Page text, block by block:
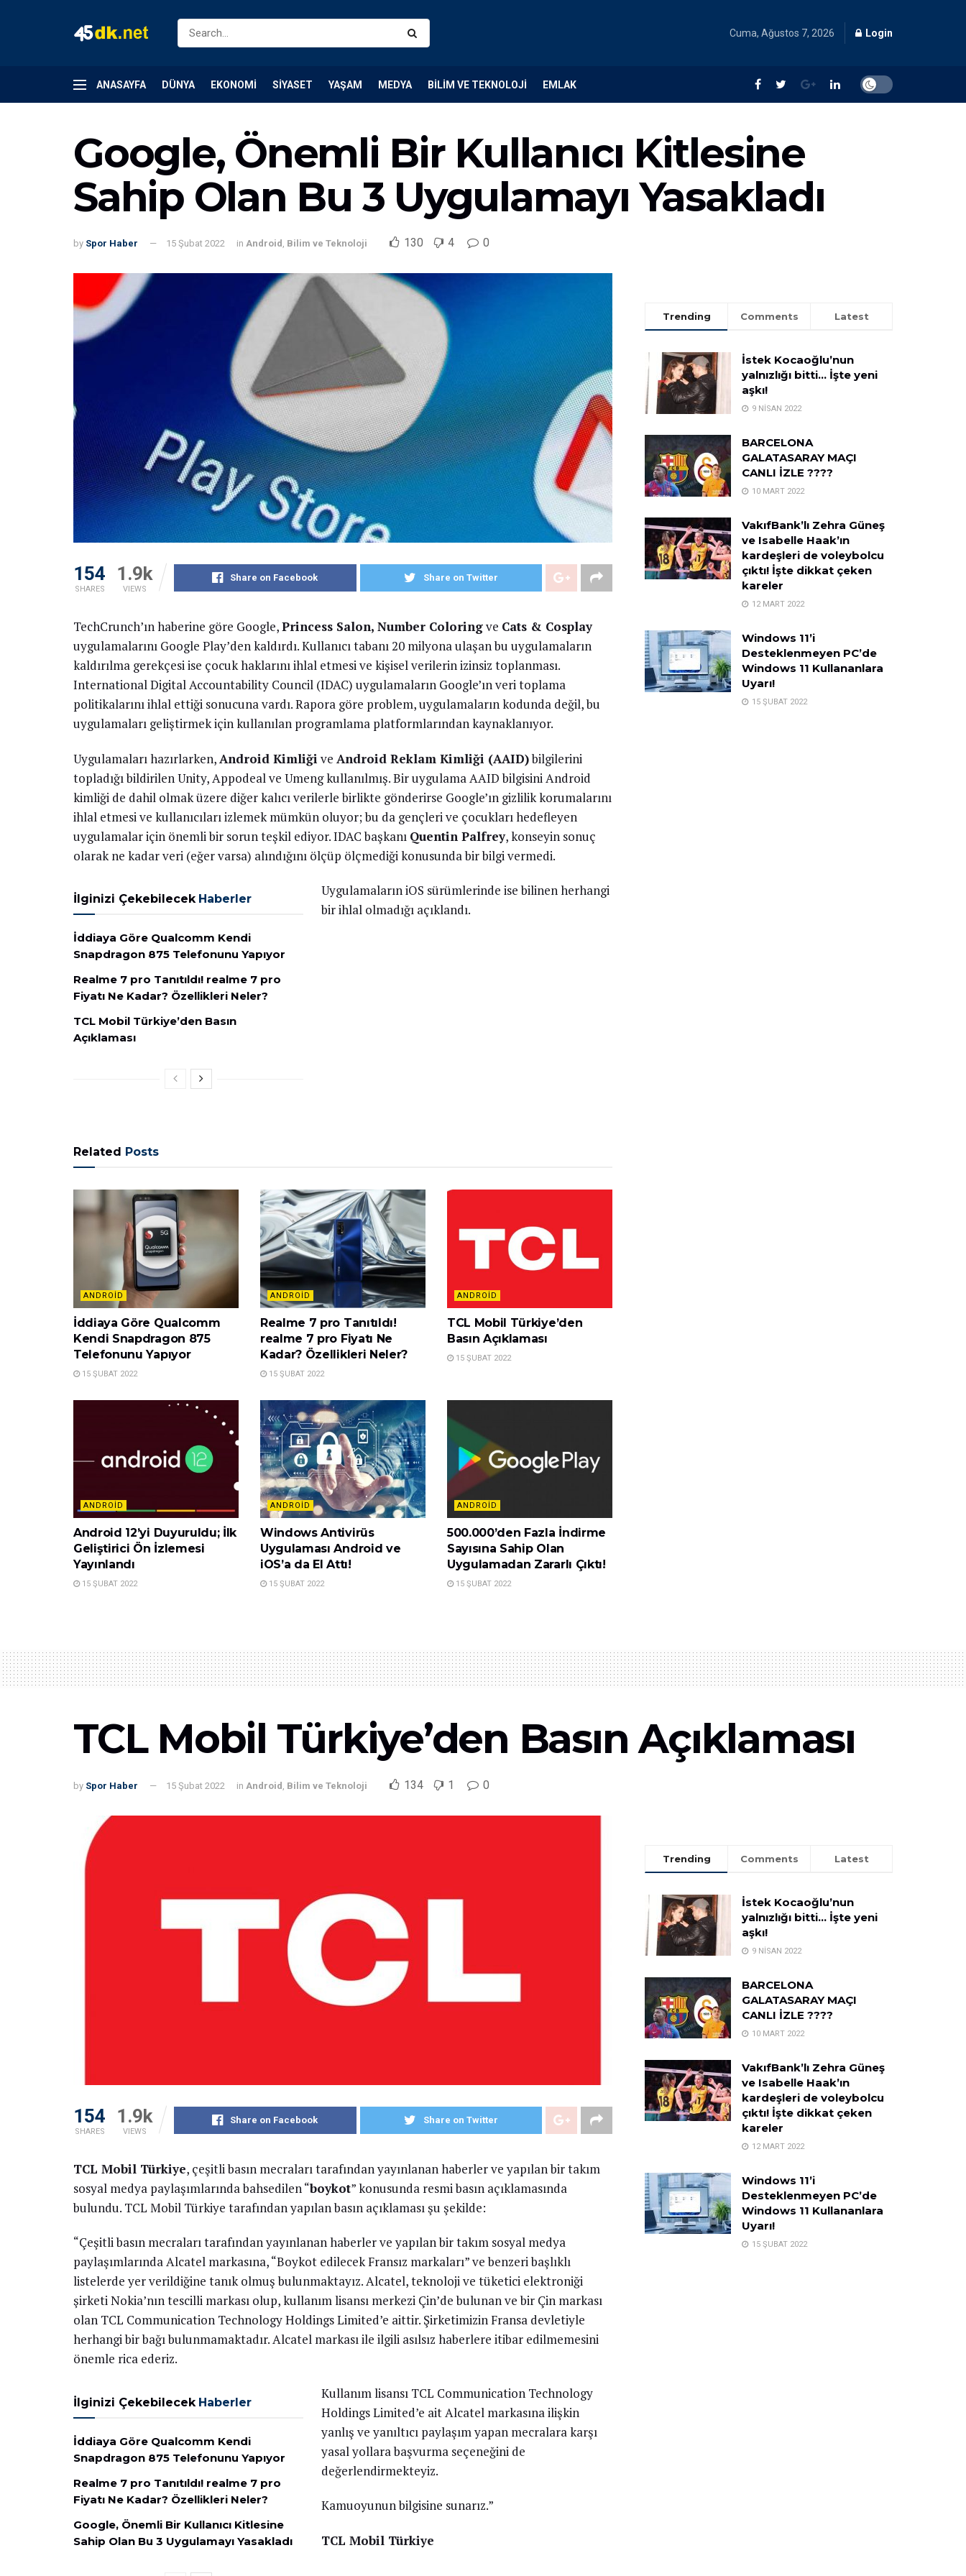
Cuma, Ağustos 7, 2026 Login
ANASAYFA DÜNYA EKONOMI SIYASET YAŞAM MEDYA BILIM VE TEKNOLOJI EMLAK
Google, Önemli Bir Kullanıcı Kitlesine
Sahip Olan Bu 3 Uygulamayı Yasakladı
by Spor Haber 15 Şubat 2022 in Android , Bilim ve Teknoloji 130 4 0
154
SHARES
1.9k
VIEWS
Share on Facebook Share on Twitter
TechCrunch’ın haberine göre Google,Princess Salon, Number Coloringve Cats & Cosplay
uygulamalarını Google Play’den kaldırdı. Kullanıcı tabanı 20 milyona ulaşan bu uygulamaların
kaldırılma gerekçesi ise çocuk haklarını ihlal etmesi ve kişisel verilerin izinsiz toplanması.
International Digital Accountability Council (IDAC) uygulamaların Google’ın veri toplama
politikalarını ihlal ettiği sonucuna vardı. Rapora göre problem, uygulamaların kodunda değil, bu
uygulamaları geliştirmek için kullanılan programlama platformlarından kaynaklanıyor.
Uygulamaları hazırlarken,Android Kimliği ve Android Reklam Kimliği (AAID)bilgilerini
topladığı bildirilen Unity, Appodeal ve Umeng kullanılmış. Bir uygulama AAID bilgisini Android
kimliği de dahil olmak üzere diğer kalıcı verilerle birlikte gönderirse Google’ın gizlilik korumalarını
ihlal etmesi ve kullanıcıları izlemek mümkün oluyor; bu da gençleri ve çocukları hedefleyen
uygulamalar için önemli bir sorun teşkil ediyor. IDAC başkanı Quentin Palfrey, konseyin sonuç
olarak ne kadar veri (eğer varsa) alındığını ölçüp ölçmediği konusunda bir bilgi vermedi.
İlginizi Çekebilecek Haberler
İddiaya Göre Qualcomm Kendi
Snapdragon 875 Telefonunu Yapıyor
Realme 7 pro Tanıtıldı! realme 7 pro
Fiyatı Ne Kadar? Özellikleri Neler?
TCL Mobil Türkiye’den Basın
Açıklaması
Uygulamaların iOS sürümlerinde ise bilinen herhangi
bir ihlal olmadığı açıklandı.
Related Posts
ANDROID
İddiaya Göre Qualcomm
Kendi Snapdragon 875
Telefonunu Yapıyor
15 ŞUBAT 2022
ANDROID
Realme 7 pro Tanıtıldı!
realme 7 pro Fiyatı Ne
Kadar? Özellikleri Neler?
15 ŞUBAT 2022
ANDROID
TCL Mobil Türkiye’den
Basın Açıklaması
15 ŞUBAT 2022
ANDROID
Android 12’yi Duyuruldu; İlk
Geliştirici Ön İzlemesi
Yayınlandı
15 ŞUBAT 2022
ANDROID
Windows Antivirüs
Uygulaması Android ve
iOS’a da El Attı!
15 ŞUBAT 2022
ANDROID
500.000’den Fazla İndirme
Sayısına Sahip Olan
Uygulamadan Zararlı Çıktı!
15 ŞUBAT 2022
Trending Comments Latest
İstek Kocaoğlu’nun
yalnızlığı bitti… İşte yeni
aşkı!
9 NISAN 2022
BARCELONA
GALATASARAY MAÇI
CANLI İZLE ????
10 MART 2022
VakıfBank’lı Zehra Güneş
ve Isabelle Haak’ın
kardeşleri de voleybolcu
çıktı! İşte dikkat çeken
kareler
12 MART 2022
Windows 11’i
Desteklenmeyen PC’de
Windows 11 Kullananlara
Uyarı!
15 ŞUBAT 2022
TCL Mobil Türkiye’den Basın Açıklaması
by Spor Haber 15 Şubat 2022 in Android Bilim ve Teknoloji 134 1 0
154
SHARES
1.9k
VIEWS
Share on Facebook Share on Twitter
TCL Mobil Türkiye, çeşitli basın mecraları tarafından yayınlanan haberler ve yapılan bir takım
sosyal medya paylaşımlarında bahsedilen “boykot” konusunda resmi basın açıklamasında
bulundu. TCL Mobil Türkiye tarafından yapılan basın açıklaması şu şekilde:
“Çeşitli basın mecraları tarafından yayınlanan haberler ve yapılan bir takım sosyal medya
paylaşımlarında Alcatel markasına, “Boykot edilecek Fransız markaları” ve benzeri başlıklı
listelerde yer verildiğine tanık olmuş bulunmaktayız. Alcatel, teknoloji ve tüketici elektroniği
şirketi Nokia’nın tescilli markası olup, kullanım lisansı merkezi Çin’de bulunan ve bir Çin markası
olan TCL Communication Technology Holdings Limited’e aittir. Şirketimizin Fransa devletiyle
herhangi bir bağı bulunmamaktadır. Alcatel markası ile ilgili asılsız haberlere itibar edilmemesini
önemle rica ederiz.
İlginizi Çekebilecek Haberler
İddiaya Göre Qualcomm Kendi
Snapdragon 875 Telefonunu Yapıyor
Realme 7 pro Tanıtıldı! realme 7 pro
Fiyatı Ne Kadar? Özellikleri Neler?
Google, Önemli Bir Kullanıcı Kitlesine
Sahip Olan Bu 3 Uygulamayı Yasakladı
Kullanım lisansı TCL Communication Technology
Holdings Limited’e ait Alcatel markasına ilişkin
yanlış ve yanıltıcı paylaşım yapan mecralara karşı
yasal yollara başvurma seçeneğini de
değerlendirmekteyiz.
Kamuoyunun bilgisine sunarız.”
TCL Mobil Türkiye
Trending Comments Latest
İstek Kocaoğlu’nun
yalnızlığı bitti… İşte yeni
aşkı!
9 NISAN 2022
BARCELONA
GALATASARAY MAÇI
CANLI İZLE ????
10 MART 2022
VakıfBank’lı Zehra Güneş
ve Isabelle Haak’ın
kardeşleri de voleybolcu
çıktı! İşte dikkat çeken
kareler
12 MART 2022
Windows 11’i
Desteklenmeyen PC’de
Windows 11 Kullananlara
Uyarı!
15 ŞUBAT 2022